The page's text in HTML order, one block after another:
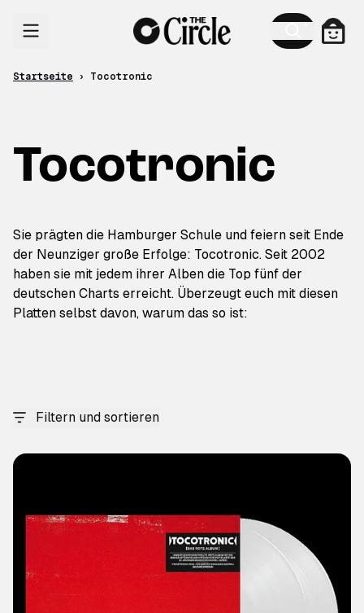
Startseite › Tocotronic
Tocotronic
Sie prägten die Hamburger Schule und feiern seit Ende
der Neunziger große Erfolge: Tocotronic. Seit 2002
haben sie mit jedem ihrer Alben die Top fünf der
deutschen Charts erreicht. Überzeugt euch mit diesen
Platten selbst davon, warum das so ist:
Filtern und sortieren